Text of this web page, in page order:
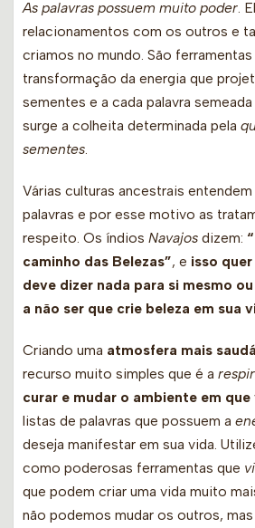
As palavras possuem muito poder.
relacionamentos com os outros e
criamos no mundo. São
transformação da energia que
sementes e a cada palavra
surge a colheita determinada pela
sementes.
Várias culturas ancestrais
palavras e por esse motivo as
respeito. Os índios Navajos dizem:
caminho das Belezas”, e isso
deve dizer nada para si mesmo
a não ser que crie beleza em sua
Criando uma atmosfera mais
recurso muito simples que é a
curar e mudar o ambiente em
listas de palavras que possuem a
deseja manifestar em sua vida.
como poderosas ferramentas que
que podem criar uma vida muito
não podemos mudar os outros,